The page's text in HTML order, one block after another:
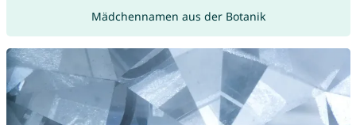
Mädchennamen aus der Botanik